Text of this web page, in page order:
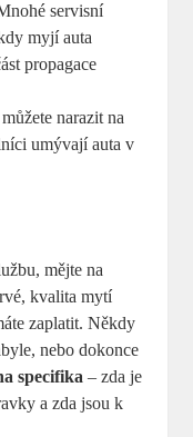
servisní
myjí auta
propagace
narazit na
umývají auta v‌
mějte na⁣
kvalita mytí
zaplatit. Někdy
nebo dokonce
specifika – zda je
a zda jsou k